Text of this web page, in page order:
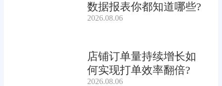
数据报表你都知道哪些?
2026.08.06
店铺订单量持续增长如
何实现打单效率翻倍?
2026.08.06